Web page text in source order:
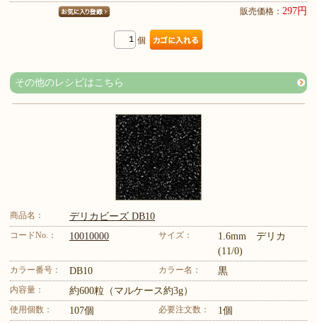
販売価格： 297円
個
その他のレシピはこちら
商品名： デリカビーズ DB10
コードNo.： 10010000 サイズ：
1.6mm デリカ
(11/0)
カラー番号： DB10 カラー名： 黒
内容量： 約600粒（マルケース約3g）
使用個数： 107個 必要注文数： 1個